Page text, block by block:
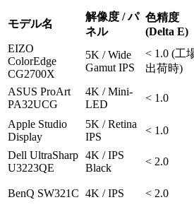
モデル名
解像度 / パ
ネル
色精度
(Delta E)
EIZO
ColorEdge
CG2700X
5K / Wide
Gamut IPS
< 1.0 (工
出荷時)
ASUS ProArt
PA32UCG
4K / Mini-
LED
< 1.0
Apple Studio
Display
5K / Retina
IPS
< 1.0
Dell UltraSharp
U3223QE
4K / IPS
Black
< 2.0
BenQ SW321C 4K / IPS < 2.0